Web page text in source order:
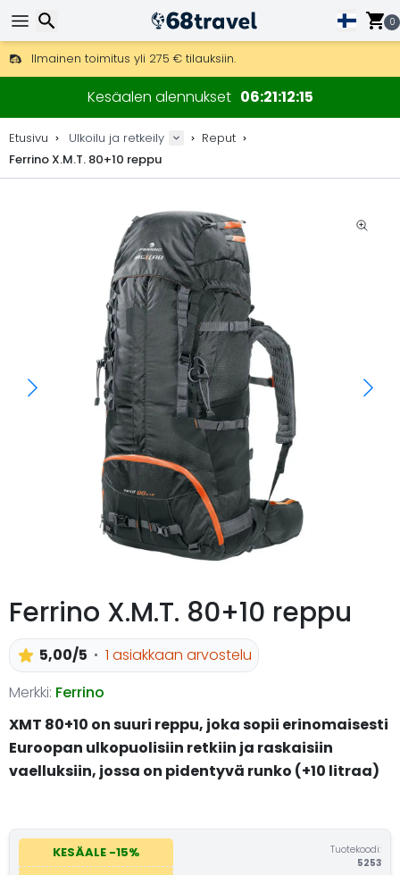
0
Ilmainen toimitus yli 275 € tilauksiin.
Mahdollisuus lähettää DHL Express -lähetyksenä (toimitus 24
30 päivää palautukseen, 90 päivää puukarttoihin ja koristeisiin.
Kesäalen alennukset 06211214
Etusivu Ulkoilu ja retkeily
Reput
Ferrino X.M.T. 80+10 reppu
Ferrino X.M.T. 80+10 reppu
5,00/5
1 asiakkaan arvostelu
Merkki: Ferrino
XMT 80+10 on suuri reppu, joka sopii erinomaisesti
Euroopan ulkopuolisiin retkiin ja raskaisiin
vaelluksiin, jossa on pidentyvä runko (+10 litraa)
KESÄALE -15%
Tuotekoodi:
5253